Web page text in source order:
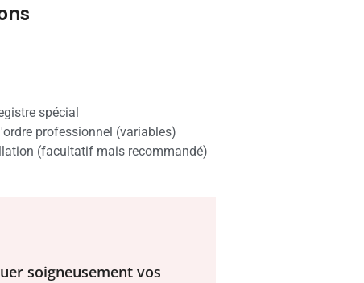
spécial
professionnel (variables)
(facultatif mais recommandé)
soigneusement vos